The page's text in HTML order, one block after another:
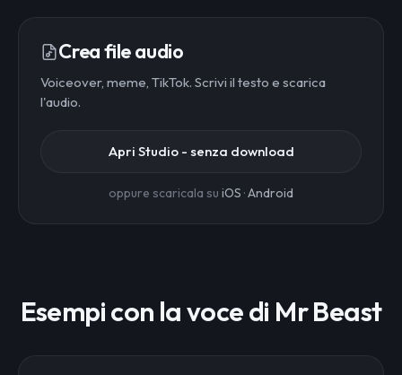
Crea file audio
Voiceover, meme, TikTok. Scrivi il testo e scarica
l'audio.
Apri Studio - senza download
oppure scaricala su iOS ·Android
Esempi con la voce di Mr Beast